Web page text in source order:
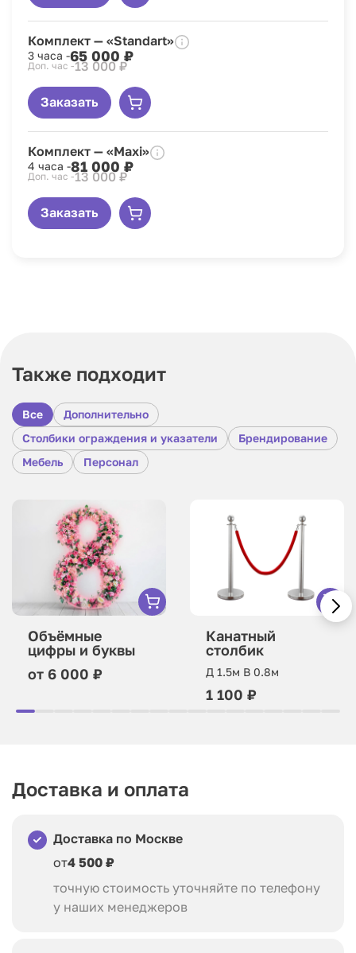
Комплект — «Standart»
3 часа -65 000 ₽
Доп. час -13 000 ₽
Заказать
Комплект — «Maxi»
4 часа -81 000 ₽
Доп. час -13 000 ₽
Заказать
Также подходит
Все
Дополнительно
Столбики ограждения и указатели
Брендирование
Мебель
Персонал
Объёмные
цифры и буквы
от 6 000 ₽
Канатный
столбик
Д 1.5м В 0.8м
1 100 ₽
Доставка и оплата
Доставка по Москве
от4 500 ₽
точную стоимость уточняйте по телефону
у наших менеджеров